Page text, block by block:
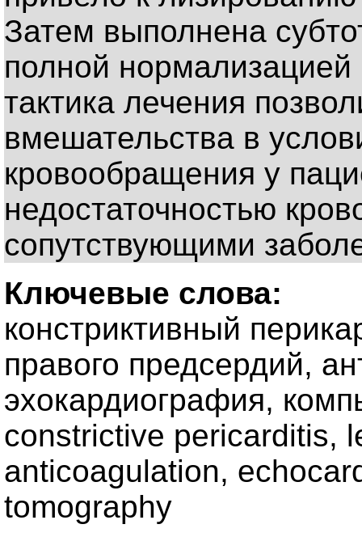
Затем выполнена
полной нормализацией
тактика лечения
вмешательства в
кровообращения у
недостаточностью
сопутствующими
Ключевые слова:
констриктивный
правого предсердий,
эхокардиография,
constrictive pericarditis,
anticoagulation,
tomography